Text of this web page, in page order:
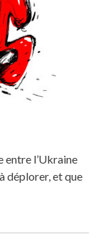
entre l’Ukraine
déplorer, et que